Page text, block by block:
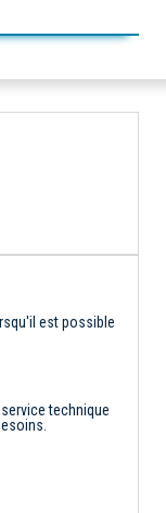
est possible
technique